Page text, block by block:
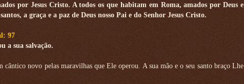
por Jesus Cristo. A todos os que habitam em Roma, amados por Deus e
a graça e a paz de Deus nosso Pai e do Senhor Jesus Cristo.
97
a sua salvação.
cântico novo pelas maravilhas que Ele operou. A sua mão e o seu santo braço Lhe